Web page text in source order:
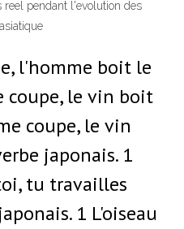
reel pendant l'evolution des
l'homme boit le
coupe, le vin boit
coupe, le vin
japonais. 1
tu travailles
1 L'oiseau